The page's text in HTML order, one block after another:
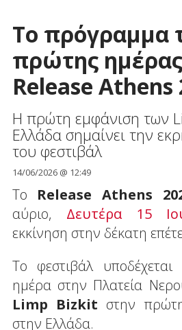
To πρόγραμμα
πρώτης
Release Athens
Η πρώτη εμφάνιση των
Ελλάδα σημαίνει την
του φεστιβάλ
14/06/2026 @ 12:49
Το Release Athens
αύριο, Δευτέρα 15
εκκίνηση στην δέκατη
Το φεστιβάλ
ημέρα στην Πλατεία
Limp Bizkit στην
στην Ελλάδα.